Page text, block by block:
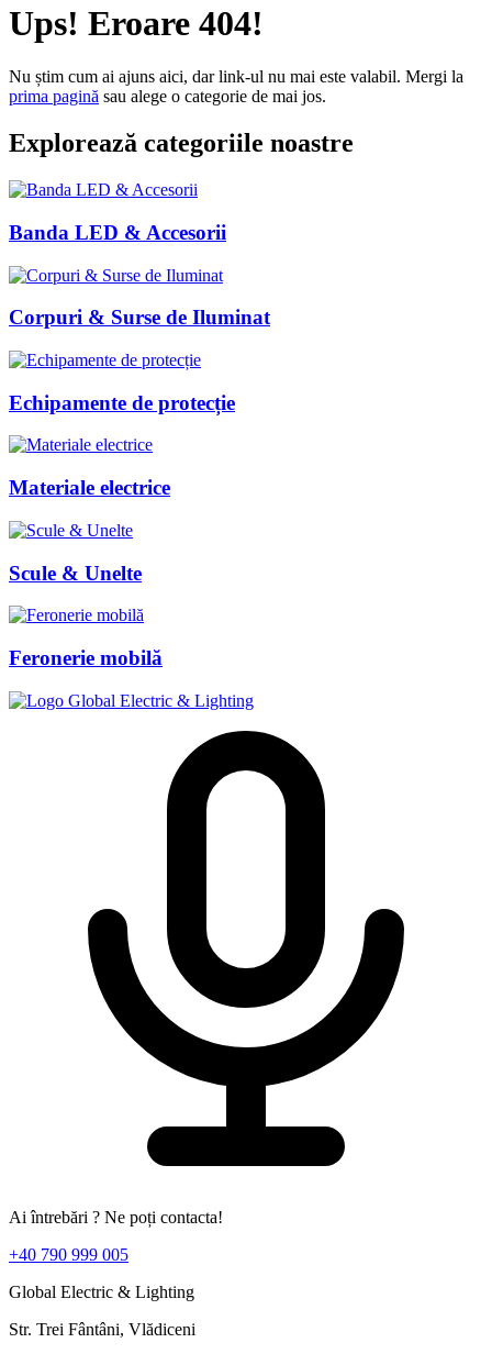
Ups! Eroare 404!
Nu știm cum ai ajuns aici, dar link-ul nu mai este valabil. Mergi la
prima pagină sau alege o categorie de mai jos.
Explorează categoriile noastre
Banda LED & Accesorii
Corpuri & Surse de Iluminat
Echipamente de protecție
Materiale electrice
Scule & Unelte
Feronerie mobilă
Ai întrebări ? Ne poți contacta!
+40 790 999 005
Global Electric & Lighting
Str. Trei Fântâni, Vlădiceni